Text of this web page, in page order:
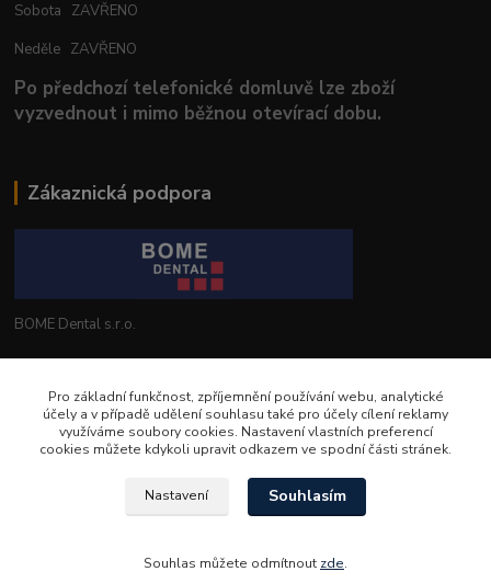
Sobota ZAVŘENO
Neděle ZAVŘENO
Po předchozí telefonické domluvě lze zboží
vyzvednout i mimo běžnou otevírací dobu.
Zákaznická podpora
BOME Dental s.r.o.
info@bomedental.eu
Pro základní funkčnost, zpříjemnění používání webu, analytické
účely a v případě udělení souhlasu také pro účely cílení reklamy
využíváme soubory cookies. Nastavení vlastních preferencí
cookies můžete kdykoli upravit odkazem ve spodní části stránek.
Nastavení Souhlasím
Souhlas můžete odmítnout zde.